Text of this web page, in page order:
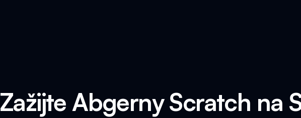
Zažijte Abgerny Scratch na